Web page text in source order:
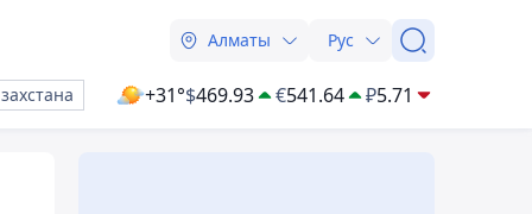
Алматы Рус
+31°$469.93 €541.64 ₽5.71